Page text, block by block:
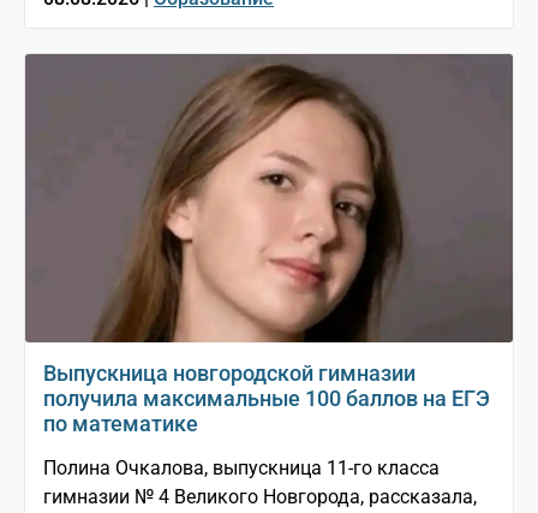
Выпускница новгородской гимназии
получила максимальные 100 баллов на ЕГЭ
по математике
Полина Очкалова, выпускница 11-го класса
гимназии № 4 Великого Новгорода, рассказала,